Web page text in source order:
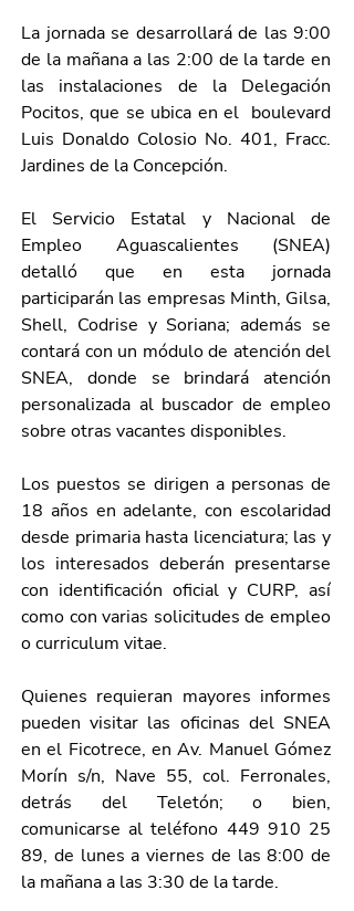
La jornada se desarrollará de las 9:00
de la mañana a las 2:00 de la tarde en
las instalaciones de la Delegación
Pocitos, que se ubica en el  boulevard
Luis Donaldo Colosio No. 401, Fracc.
Jardines de la Concepción.
El Servicio Estatal y Nacional de
Empleo Aguascalientes (SNEA)
detalló que en esta jornada
participarán las empresas Minth, Gilsa,
Shell, Codrise y Soriana; además se
contará con un módulo de atención del
SNEA, donde se brindará atención
personalizada al buscador de empleo
sobre otras vacantes disponibles.
Los puestos se dirigen a personas de
18 años en adelante, con escolaridad
desde primaria hasta licenciatura; las y
los interesados deberán presentarse
con identificación oficial y CURP, así
como con varias solicitudes de empleo
o curriculum vitae.
Quienes requieran mayores informes
pueden visitar las oficinas del SNEA
en el Ficotrece, en Av. Manuel Gómez
Morín s/n, Nave 55, col. Ferronales,
detrás del Teletón; o bien,
comunicarse al teléfono 449 910 25
89, de lunes a viernes de las 8:00 de
la mañana a las 3:30 de la tarde.